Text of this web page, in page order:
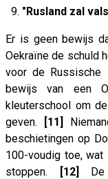
9. "Rusland zal
Er is geen bewijs
Oekraïne de schuld
voor de Russische
bewijs van een
kleuterschool om
geven.
[11]
beschietingen op
100-voudig toe,
stoppen.
[12]
De